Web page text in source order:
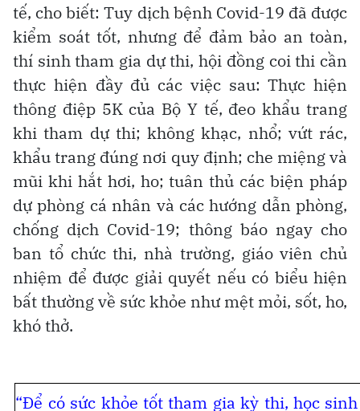
tế, cho biết: Tuy dịch bệnh Covid-19 đã được
kiểm soát tốt, nhưng để đảm bảo an toàn,
thí sinh tham gia dự thi, hội đồng coi thi cần
thực hiện đầy đủ các việc sau: Thực hiện
thông điệp 5K của Bộ Y tế, đeo khẩu trang
khi tham dự thi; không khạc, nhổ; vứt rác,
khẩu trang đúng nơi quy định; che miệng và
mũi khi hắt hơi, ho; tuân thủ các biện pháp
dự phòng cá nhân và các hướng dẫn phòng,
chống dịch Covid-19; thông báo ngay cho
ban tổ chức thi, nhà trường, giáo viên chủ
nhiệm để được giải quyết nếu có biểu hiện
bất thường về sức khỏe như mệt mỏi, sốt, ho,
khó thở.
“Để có sức khỏe tốt tham gia kỳ thi, học